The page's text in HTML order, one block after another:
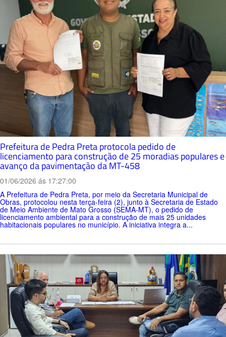
Prefeitura de Pedra Preta protocola pedido de
licenciamento para construção de 25 moradias populares e
avanço da pavimentação da MT-458
01/06/2026 ás 17:27:00
A Prefeitura de Pedra Preta, por meio da Secretaria Municipal de
Obras, protocolou nesta terça-feira (2), junto à Secretaria de Estado
de Meio Ambiente de Mato Grosso (SEMA-MT), o pedido de
licenciamento ambiental para a construção de mais 25 unidades
habitacionais populares no município. A iniciativa integra a...